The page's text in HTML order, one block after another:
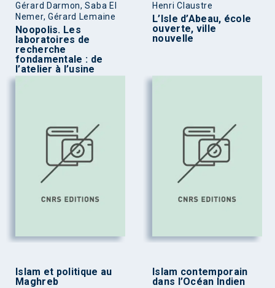
Gérard Darmon, Saba El
Nemer, Gérard Lemaine
Noopolis. Les
laboratoires de
recherche
fondamentale : de
l’atelier à l’usine
Henri Claustre
L’Isle d’Abeau, école
ouverte, ville
nouvelle
Islam et politique au
Maghreb
Islam contemporain
dans l’Océan Indien